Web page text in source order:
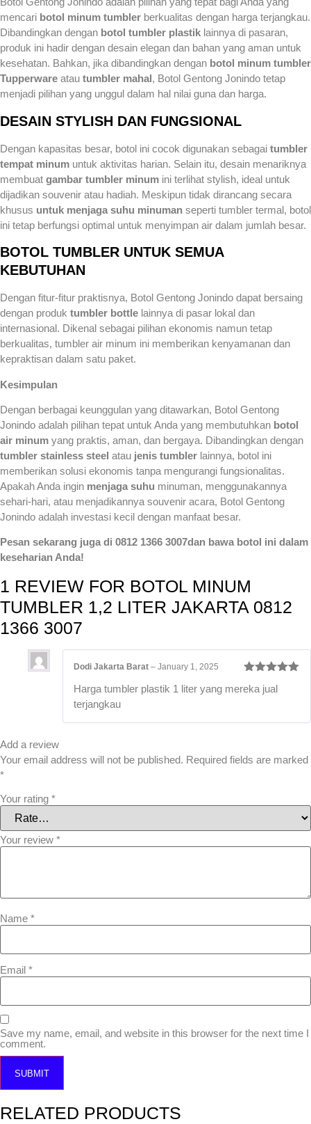
mencari botol minum tumbler berkualitas dengan harga terjangkau.
Dibandingkan dengan botol tumbler plastik lainnya di pasaran,
produk ini hadir dengan desain elegan dan bahan yang aman untuk
kesehatan. Bahkan, jika dibandingkan dengan botol minum tumbler
Tupperware atau tumbler mahal , Botol Gentong Jonindo tetap
menjadi pilihan yang unggul dalam hal nilai guna dan harga.
DESAIN STYLISH DAN FUNGSIONAL
Dengan kapasitas besar, botol ini cocok digunakan sebagai tumbler
tempat minum untuk aktivitas harian. Selain itu, desain menariknya
membuat gambar tumbler minum ini terlihat stylish, ideal untuk
dijadikan souvenir atau hadiah. Meskipun tidak dirancang secara
khusus untuk menjaga suhu minuman seperti tumbler termal, botol
ini tetap berfungsi optimal untuk menyimpan air dalam jumlah besar.
BOTOL TUMBLER UNTUK SEMUA
KEBUTUHAN
Dengan fitur-fitur praktisnya, Botol Gentong Jonindo dapat bersaing
dengan produk tumbler bottle lainnya di pasar lokal dan
internasional. Dikenal sebagai pilihan ekonomis namun tetap
berkualitas, tumbler air minum ini memberikan kenyamanan dan
kepraktisan dalam satu paket.
Kesimpulan
Dengan berbagai keunggulan yang ditawarkan, Botol Gentong
Jonindo adalah pilihan tepat untuk Anda yang membutuhkan botol
air minum yang praktis, aman, dan bergaya. Dibandingkan dengan
tumbler stainless steel atau jenis tumbler lainnya, botol ini
memberikan solusi ekonomis tanpa mengurangi fungsionalitas.
Apakah Anda ingin menjaga suhu minuman, menggunakannya
sehari-hari, atau menjadikannya souvenir acara, Botol Gentong
Jonindo adalah investasi kecil dengan manfaat besar.
Pesan sekarang juga di 0812 1366 3007dan bawa botol ini dalam
keseharian Anda!
1 REVIEW FOR BOTOL MINUM
TUMBLER 1,2 LITER JAKARTA 0812
1366 3007
of 5
Dodi Jakarta Barat – January 1, 2025
Harga tumbler plastik 1 liter yang mereka jual
terjangkau
Add a review
Your email address will not be published. Required fields are marked
*
Your rating *
Your review *
Name *
Email *
Save my name, email, and website in this browser for the next time I
comment.
RELATED PRODUCTS